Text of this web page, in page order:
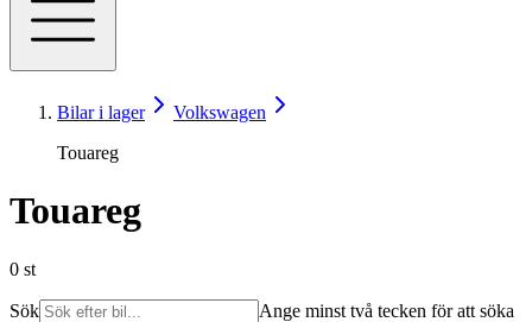
Bilar i lager
Volkswagen
Touareg
Touareg
0 st
Sök Ange minst två tecken för att söka